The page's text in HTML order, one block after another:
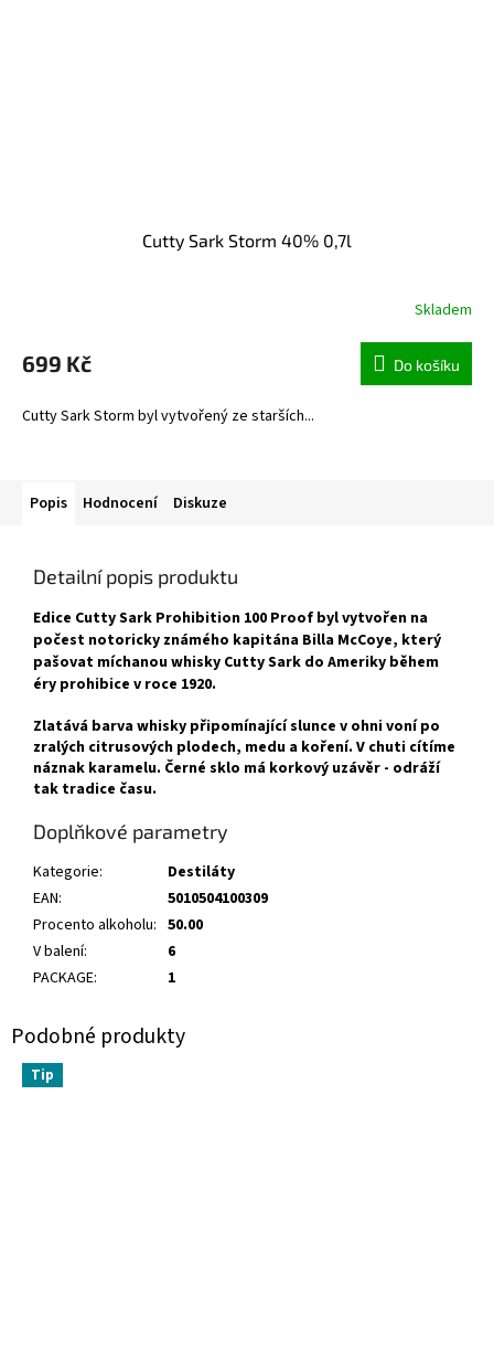
Cutty Sark Storm 40% 0,7l
Skladem
699 Kč Do košíku
Cutty Sark Storm byl vytvořený ze starších...
Popis Hodnocení Diskuze
Detailní popis produktu
Edice Cutty Sark Prohibition 100 Proof byl vytvořen na
počest notoricky známého kapitána Billa McCoye, který
pašovat míchanou whisky Cutty Sark do Ameriky během
éry prohibice v roce 1920.
Zlatává barva whisky připomínající slunce v ohni voní po
zralých citrusových plodech, medu a koření. V chuti cítíme
náznak karamelu. Černé sklo má korkový uzávěr - odráží
tak tradice času.
Doplňkové parametry
Kategorie:
Destiláty
EAN:
5010504100309
Procento alkoholu: 50.00
V balení:
6
PACKAGE: 1
Tip